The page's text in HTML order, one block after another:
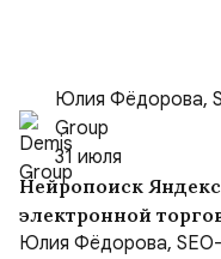
Юлия Фёдорова,
Group
31 июля
Нейропоиск
электронной
борьбе за
Юлия Фёдорова,